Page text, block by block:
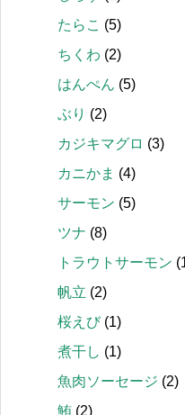
たらこ (5)
ちくわ (2)
はんぺん (5)
ぶり (2)
カジキマグロ (3)
カニかま (4)
サーモン (5)
ツナ (8)
トラウトサーモン
帆立 (2)
桜えび(1)
煮干し (1)
魚肉ソーセージ (2)
鮪 (2)